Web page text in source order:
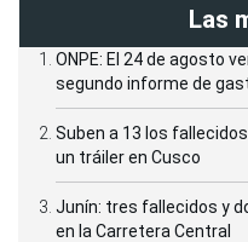
Las
ONPE: El 24 de agosto
segundo informe de
Suben a 13 los
un tráiler en Cusco
Junín: tres fallecidos y
en la Carretera Central